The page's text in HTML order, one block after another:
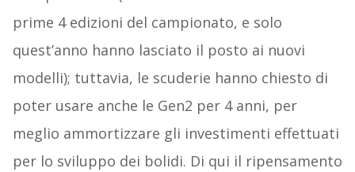
prime 4 edizioni del campionato, e solo
quest’anno hanno lasciato il posto ai nuovi
modelli); tuttavia, le scuderie hanno chiesto di
poter usare anche le Gen2 per 4 anni, per
meglio ammortizzare gli investimenti effettuati
per lo sviluppo dei bolidi. Di qui il ripensamento